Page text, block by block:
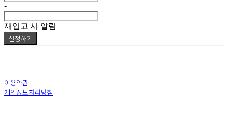
-
재입고 시 알림
신청하기
이용약관
개인정보처리방침